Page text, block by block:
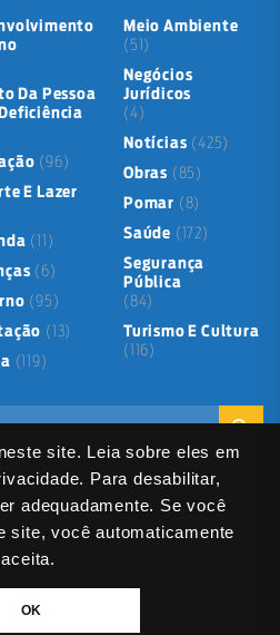
site. Leia sobre eles em
Para desabilitar,
adequadamente. Se você
site, você automaticamente
aceita.
OK
Da Pessoa
(96)
E Lazer
(11)
(6)
(95)
(13)
(119)
Meio Ambiente
(51)
Negócios
Jurídicos
(4)
Notícias (425)
Obras (85)
Pomar (8)
Saúde (172)
Segurança
Pública
(84)
Turismo E Cultura
(116)
Privacidade
Termos de Uso
Serviços Digitais